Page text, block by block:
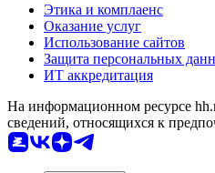
Этика и комплаенс
Оказание услуг
Использование сайтов
Защита персональных
ИТ аккредитация
На информационном ресурсе
сведений, относящихся к